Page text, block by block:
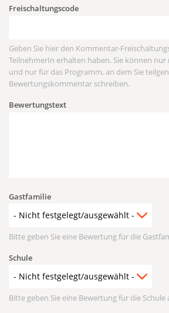
Freischaltungscode
Geben Sie hier den Kommentar-
TeilnehmerIn erhalten haben. Sie können
und nur für das Programm, an dem Sie
Bewertungskommentar schreiben.
Bewertungstext
Gastfamilie
Bitte geben Sie eine Bewertung für die
Schule
Bitte geben Sie eine Bewertung für die Schule